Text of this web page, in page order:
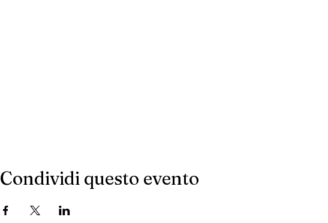
Condividi questo evento